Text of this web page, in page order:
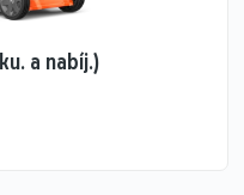
a nabíj.)